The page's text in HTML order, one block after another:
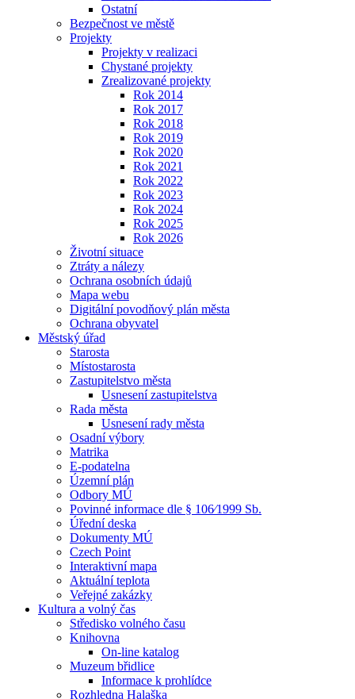
Ostatní
Bezpečnost ve městě
Projekty
Projekty v realizaci
Chystané projekty
Zrealizované projekty
Rok 2014
Rok 2017
Rok 2018
Rok 2019
Rok 2020
Rok 2021
Rok 2022
Rok 2023
Rok 2024
Rok 2025
Rok 2026
Životní situace
Ztráty a nálezy
Ochrana osobních údajů
Mapa webu
Digitální povodňový plán města
Ochrana obyvatel
Městský úřad
Starosta
Místostarosta
Zastupitelstvo města
Usnesení zastupitelstva
Rada města
Usnesení rady města
Osadní výbory
Matrika
E-podatelna
Územní plán
Odbory MÚ
Povinné informace dle § 106⁄1999 Sb.
Úřední deska
Dokumenty MÚ
Czech Point
Interaktivní mapa
Aktuální teplota
Veřejné zakázky
Kultura a volný čas
Středisko volného času
Knihovna
On-line katalog
Muzeum břidlice
Informace k prohlídce
Rozhledna Halaška